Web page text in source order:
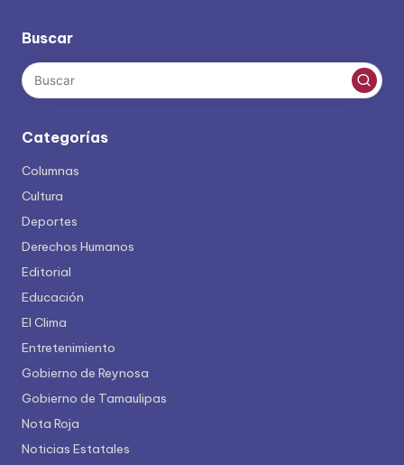
Buscar
Categorías
Columnas
Cultura
Deportes
Derechos Humanos
Editorial
Educación
El Clima
Entretenimiento
Gobierno de Reynosa
Gobierno de Tamaulipas
Nota Roja
Noticias Estatales